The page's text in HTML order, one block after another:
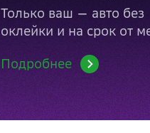
Только ваш — авто без
оклейки и на срок от
Подробнее